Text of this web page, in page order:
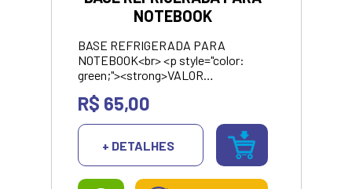
necessário. Economia de energia,
leve, adequado para colocar em seu
de alta qualidade adota a mais
recente tecnologia óptica.
NOTEBOOK
BASE REFRIGERADA PARA
NOTEBOOK<br> <p style="color:
green;"><strong>VALOR
PIX/DINHEIRO</strong></p>
R$ 65,00
+ DETALHES